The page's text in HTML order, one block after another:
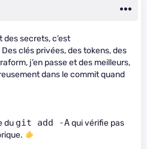
secrets, c’est
clés privées, des tokens, des
j’en passe et des meilleurs,
dans le commit quand
du git add -Aqui vérifie pas